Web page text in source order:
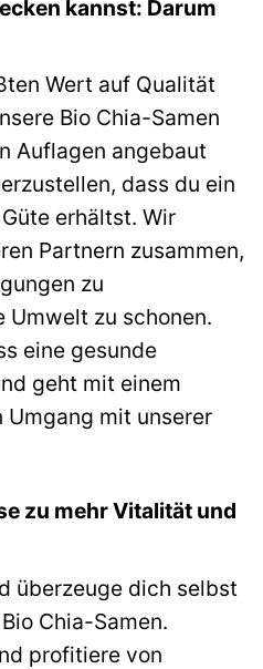
kannst: Darum
Wert auf Qualität
Bio Chia-Samen
Auflagen angebaut
dass du ein
erhältst. Wir
Partnern zusammen,
zu
Umwelt zu schonen.
eine gesunde
geht mit einem
mit unserer
zu mehr Vitalität und
überzeuge dich selbst
Chia-Samen.
profitiere von